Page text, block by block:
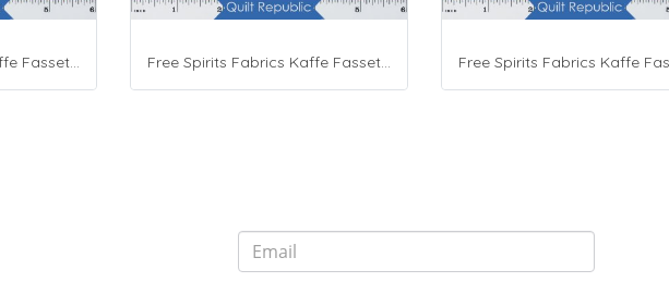
Free Spirits Fabrics Kaffe Fassette Collective Urchin Dark Free Spirits Fabrics Kaffe Fassette Collective Blooms Black